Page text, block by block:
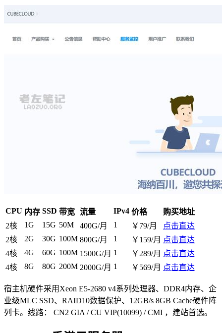
CPU 内存 SSD 带宽 流量 IPv4 价格
购买地址
2核
1G 15G 50M 400G/月 1 ￥79/月
点击直达
2核
2G 30G 100M 800G/月 1 ￥159/月 点击直达
4核
4G 60G 100M 1500G/月 1 ￥289/月 点击直达
4核
8G 80G 200M 2000G/月 1 ￥569/月 点击直达
宿主机硬件采用Xeon E5-2680 v4系列处理器、DDR4内存、企
业级MLC SSD、RAID10数据保护、12GB/s 8GB Cache硬件阵
列卡。线路： CN2 GIA / CU VIP(10099) / CMI ，建站首选。